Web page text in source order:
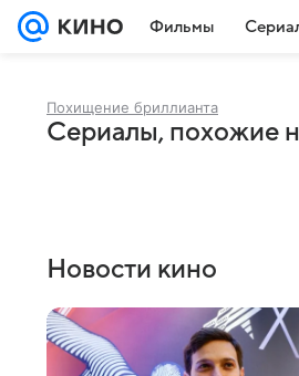
Фильмы
Похищение бриллианта
Сериалы, похожие
Новости кино